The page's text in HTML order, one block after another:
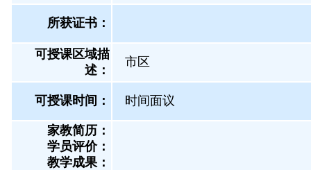
所获证书 ：
可授课区域描
述：
市区
可授课时间： 时间面议
家教简历：
学员评价：
教学成果：